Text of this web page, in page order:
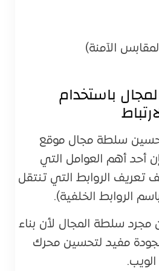
باستخدام
سلطة مجال موقع
أحد أهم العوامل التي
الروابط التي تنتقل
الروابط الخلفية).
سلطة المجال لأن بناء
مفيد لتحسين محرك